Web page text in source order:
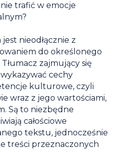
trafić w emocje
nieodłącznie z
do określonego
zajmujący się
cechy
kulturowe, czyli
wraz z jego wartościami,
Są to niezbędne
całościowe
tekstu, jednocześnie
treści przeznaczonych